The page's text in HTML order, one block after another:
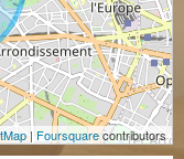
|Foursquarecontributors